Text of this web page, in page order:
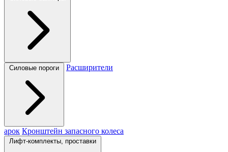
Силовые пороги Расширители
арок Кронштейн запасного колеса
Лифт-комплекты, проставки